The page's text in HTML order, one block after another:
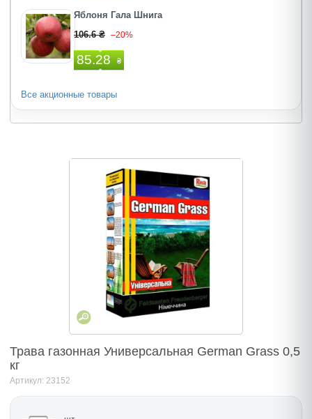
Яблоня Гала Шнига
106.6 ₴ –20%
85.28 ₴
Все акционные товары
Трава газонная Универсальная German Grass 0,5
кг
Артикул: 23152